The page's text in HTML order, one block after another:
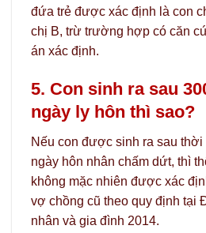
đứa trẻ được xác định là con
chị B, trừ trường hợp có căn
án xác định.
5. Con sinh ra sau
ngày ly hôn thì sao?
Nếu con được sinh ra sau
ngày hôn nhân chấm dứt, thì
không mặc nhiên được xác
vợ chồng cũ theo quy định tại
nhân và gia đình 2014.